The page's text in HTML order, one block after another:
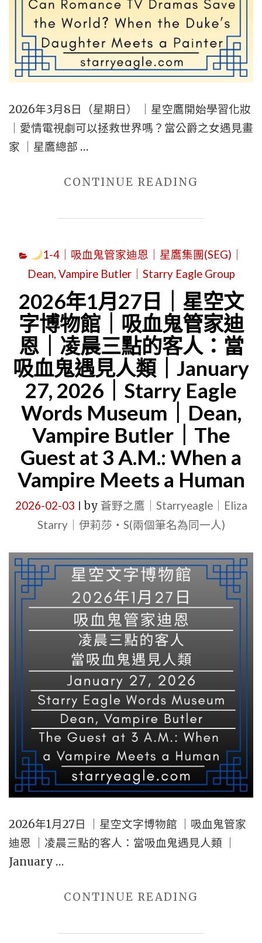
2026年3月8日（星期日） ｜星空鷹開始學習化妝
｜愛情電視劇可以拯救世界嗎？當公爵之女遇見畫
家 ｜星鷹總部 …
CONTINUE READING
3
8
日
（星
期
日）
｜
星
空
鷹
開
始
學
習
化
妝
愛
情
劇
以
拯
救
世
界
嗎？
當
公
爵
之
家
1-4｜吸血鬼管家迪恩｜星鷹集團(SEG)｜
Dean, Vampire Butler｜Starry Eagle Group
2026年1月27日｜星空文
字博物館｜吸血鬼管家迪
恩｜凌晨三點的客人：當
吸血鬼遇見人類｜January
27, 2026｜Starry Eagle
Words Museum｜Dean,
Vampire Butler｜The
Guest at 3 A.M.: When a
Vampire Meets a Human
2026-02-03 by 蒼野之鷹｜Starryeagle｜Eliza
Starry｜伊莉莎・S(兩個筆名為同一人)
2026年1月27日 ｜星空文字博物館 ｜吸血鬼管家
迪恩 ｜凌晨三點的客人：當吸血鬼遇見人類 ｜
January …
CONTINUE READING
1